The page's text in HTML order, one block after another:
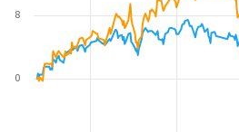
0
8